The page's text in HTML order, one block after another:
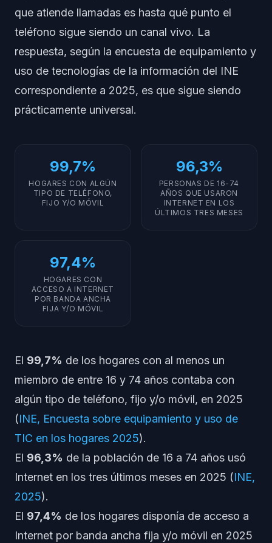
que atiende llamadas es hasta qué punto el
teléfono sigue siendo un canal vivo. La
respuesta, según la encuesta de equipamiento y
uso de tecnologías de la información del INE
correspondiente a 2025, es que sigue siendo
prácticamente universal.
99,7%
HOGARES CON ALGÚN
TIPO DE TELÉFONO,
FIJO Y/O MÓVIL
96,3%
PERSONAS DE 16-74
AÑOS QUE USARON
INTERNET EN LOS
ÚLTIMOS TRES MESES
97,4%
HOGARES CON
ACCESO A INTERNET
POR BANDA ANCHA
FIJA Y/O MÓVIL
El 99,7% de los hogares con al menos un
miembro de entre 16 y 74 años contaba con
algún tipo de teléfono, fijo y/o móvil, en 2025
(INE, Encuesta sobre equipamiento y uso de
TIC en los hogares 2025).
El 96,3% de la población de 16 a 74 años usó
Internet en los tres últimos meses en 2025 (INE,
2025).
El 97,4% de los hogares disponía de acceso a
Internet por banda ancha fija y/o móvil en 2025